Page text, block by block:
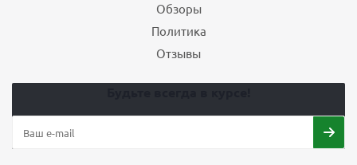
Обзоры
Политика
Отзывы